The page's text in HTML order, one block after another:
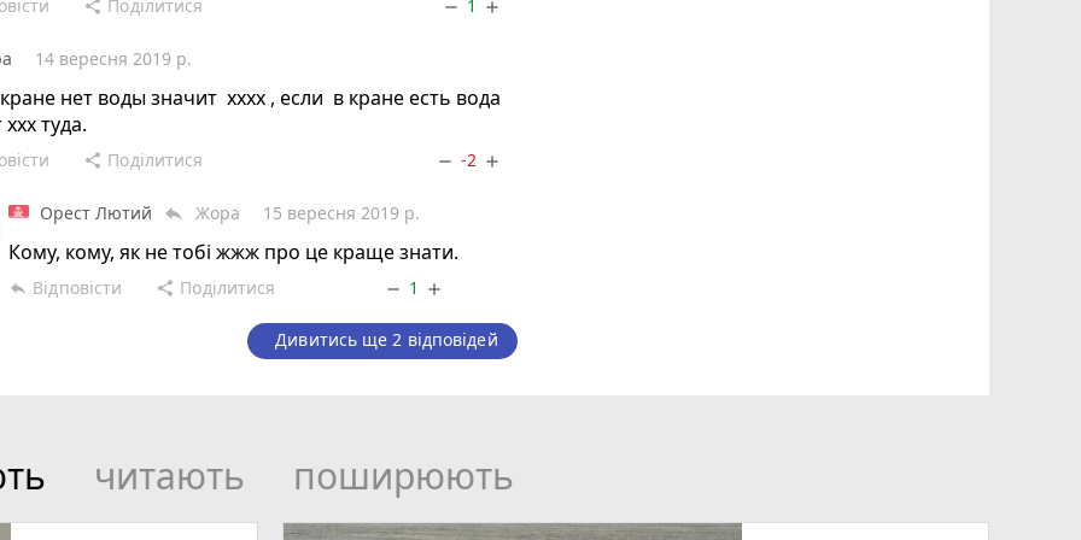
share Поділитися remove 1 add
14 вересня 2019 р.
нет воды значит хххх , если в кране есть вода
туда.
share Поділитися remove -2 add
Орест Лютий reply Жора 15 вересня 2019 р.
Кому, кому, як не тобі жжж про це краще знати.
reply Відповісти share Поділитися remove 1 add
Дивитись ще 2 відповідей
читають поширюють